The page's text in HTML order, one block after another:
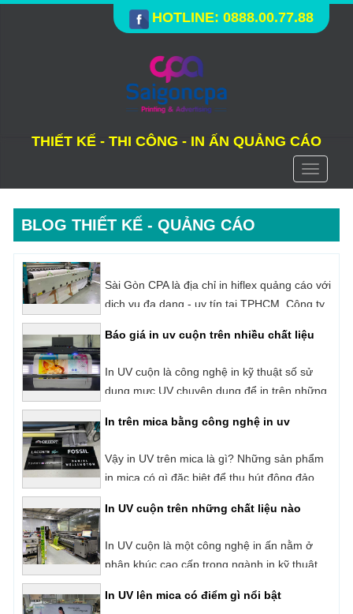
HOTLINE: 0888.00.77.88
THIẾT KẾ - THI CÔNG - IN ẤN QUẢNG CÁO
Toggle
BLOG THIẾT KẾ - QUẢNG CÁO
In UV cuộn là công nghệ in kỹ thuật số sử
dụng mực UV chuyên dụng để in trên những
Backlit Film,
Vậy in UV trên mica là gì? Những sản phẩm
in mica có gì đặc biệt để thu hút đông đảo
In UV cuộn là một công nghệ in ấn nằm ở
phân khúc cao cấp trong ngành in kỹ thuật
sấy khô mực ngay lập tức bằng đèn UV.
Những sản phẩm của công nghệ in UV luôn
thẩm mỹ cũng như độ bền của sản phẩm.
Mica là một loại vật liệu nhựa có bề mặt
bóng bẩy khá khó để in ấn. Tuy nhiên các